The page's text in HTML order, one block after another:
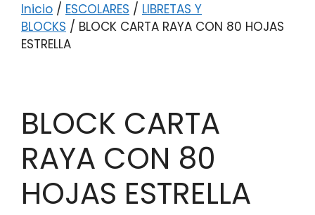
Inicio / ESCOLARES / LIBRETAS Y
BLOCKS / BLOCK CARTA RAYA CON 80 HOJAS
ESTRELLA
BLOCK CARTA
RAYA CON 80
HOJAS ESTRELLA